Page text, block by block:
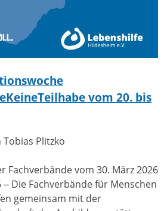
vom 20. bis
Plitzko
Fachverbände vom 30. März 2026
– Die Fachverbände für Menschen
gemeinsam mit der